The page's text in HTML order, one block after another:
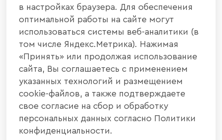
в настройках браузера. Для обеспечения
оптимальной работы на сайте могут
использоваться системы веб-аналитики (в
том числе Яндекс.Метрика). Нажимая
«Принять» или продолжая использование
сайта, Вы соглашаетесь с применением
указанных технологий и размещением
cookie-файлов, а также подтверждаете
свое согласие на сбор и обработку
персональных данных согласно Политики
конфиденциальности.